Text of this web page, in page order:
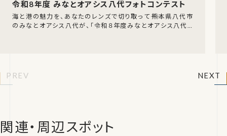
令和8年度 みなとオアシス八代フォトコンテスト
海と港の魅力を、あなたのレンズで切り取って――熊本県八代市
のみなとオアシス八代が、「令和８年度みなとオアシス八代フ
PREV NEXT
関連・周辺スポット